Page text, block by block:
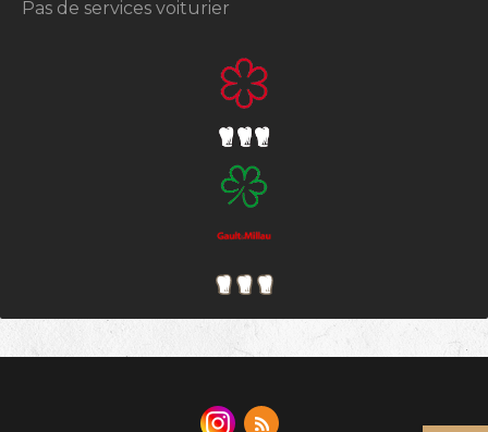
Pas de services voiturier